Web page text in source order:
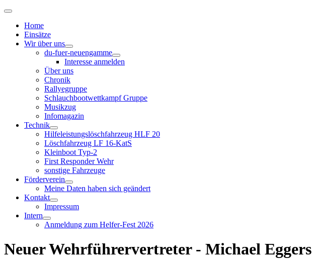
Home
Einsätze
Wir über uns
du-fuer-neuengamme
Interesse anmelden
Über uns
Chronik
Rallyegruppe
Schlauchbootwettkampf Gruppe
Musikzug
Infomagazin
Technik
Hilfeleistungslöschfahrzeug HLF 20
Löschfahrzeug LF 16-KatS
Kleinboot Typ-2
First Responder Wehr
sonstige Fahrzeuge
Förderverein
Meine Daten haben sich geändert
Kontakt
Impressum
Intern
Anmeldung zum Helfer-Fest 2026
Neuer Wehrführervertreter - Michael Eggers